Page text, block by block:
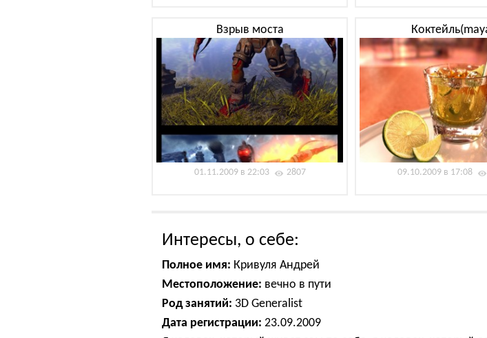
Взрыв моста
01.11.2009 в 22:03 2807 09.10.2009 в 17:08
Интересы, о себе:
Полное имя: Кривуля Андрей
Местоположение: вечно в пути
Род занятий: 3D Generalist
Дата регистрации: 23.09.2009